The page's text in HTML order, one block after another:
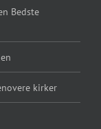
Bedste
kirker